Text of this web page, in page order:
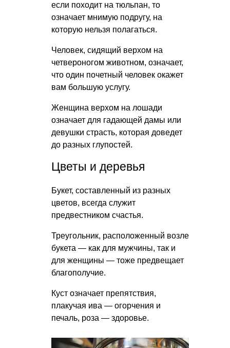
если походит на тюльпан, то
означает мнимую подругу, на
которую нельзя полагаться.
Человек, сидящий верхом на
четвероногом животном, означает,
что один почетный человек окажет
вам большую услугу.
Женщина верхом на лошади
означает для гадающей дамы или
девушки страсть, которая доведет
до разных глупостей.
Цветы и деревья
Букет, составленный из разных
цветов, всегда служит
предвестником счастья.
Треугольник, расположенный возле
букета — как для мужчины, так и
для женщины — тоже предвещает
благополучие.
Куст означает препятствия,
плакучая ива — огорчения и
печаль, роза — здоровье.